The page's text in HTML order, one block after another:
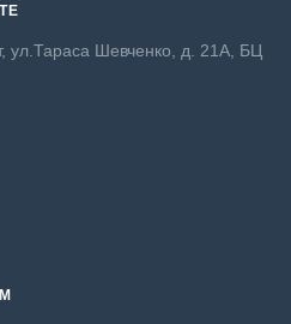
ул.Тараса Шевченко, д. 21А, БЦ